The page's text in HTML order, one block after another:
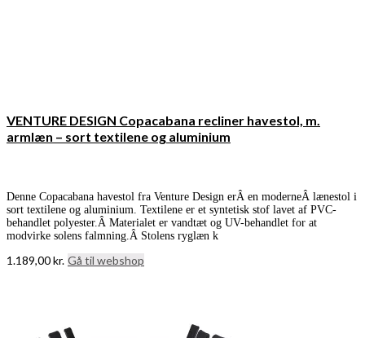
VENTURE DESIGN Copacabana recliner havestol, m.
armlæn – sort textilene og aluminium
Denne Copacabana havestol fra Venture Design erÂ en moderneÂ lænestol i
sort textilene og aluminium. Textilene er et syntetisk stof lavet af PVC-
behandlet polyester.Â Materialet er vandtæt og UV-behandlet for at
modvirke solens falmning.Â Stolens ryglæn k
1.189,00kr. Gå til webshop